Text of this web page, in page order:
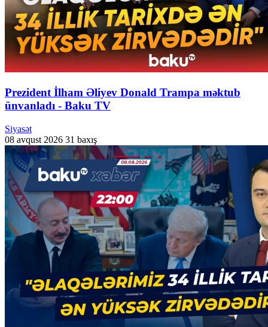
Prezident İlham Əliyev Donald Trampa məktub
ünvanladı - Baku TV
Siyasət
08 avqust 2026 31 baxış